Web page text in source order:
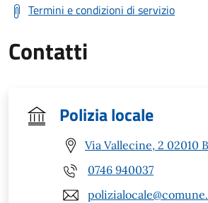
Termini e condizioni di servizio
Contatti
Polizia locale
Via Vallecine, 2 02010
0746 940037